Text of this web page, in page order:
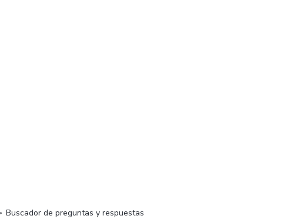
Buscador de preguntas y respuestas